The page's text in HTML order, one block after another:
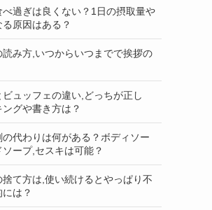
べ過ぎは良くない？1日の摂取量や
原因はある？
読み方,いつからいつまでで挨拶の
ビュッフェの違い,どっちが正し
グや書き方は？
代わりは何がある？ボディソー
ープ,セスキは可能？
て方は,使い続けるとやっぱり不
は？